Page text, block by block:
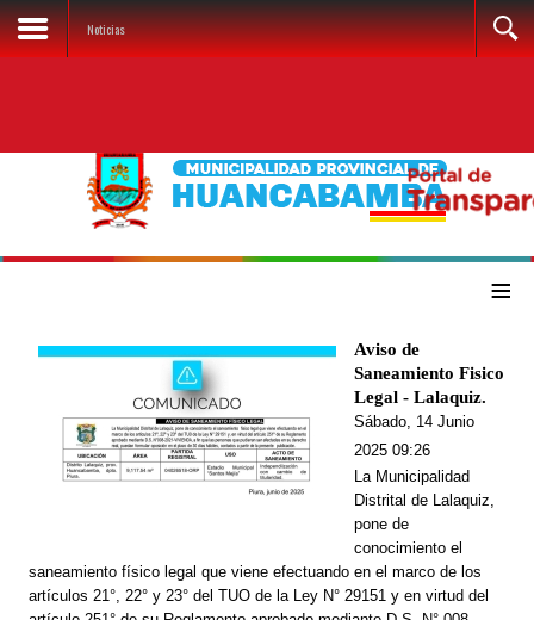
Noticias
≡
Aviso de
Saneamiento Fisico
Legal - Lalaquiz.
Sábado, 14 Junio
2025 09:26
La Municipalidad
Distrital de Lalaquiz,
pone de
conocimiento el
saneamiento físico legal que viene efectuando en el marco de los
artículos 21°, 22° y 23° del TUO de la Ley N° 29151 y en virtud del